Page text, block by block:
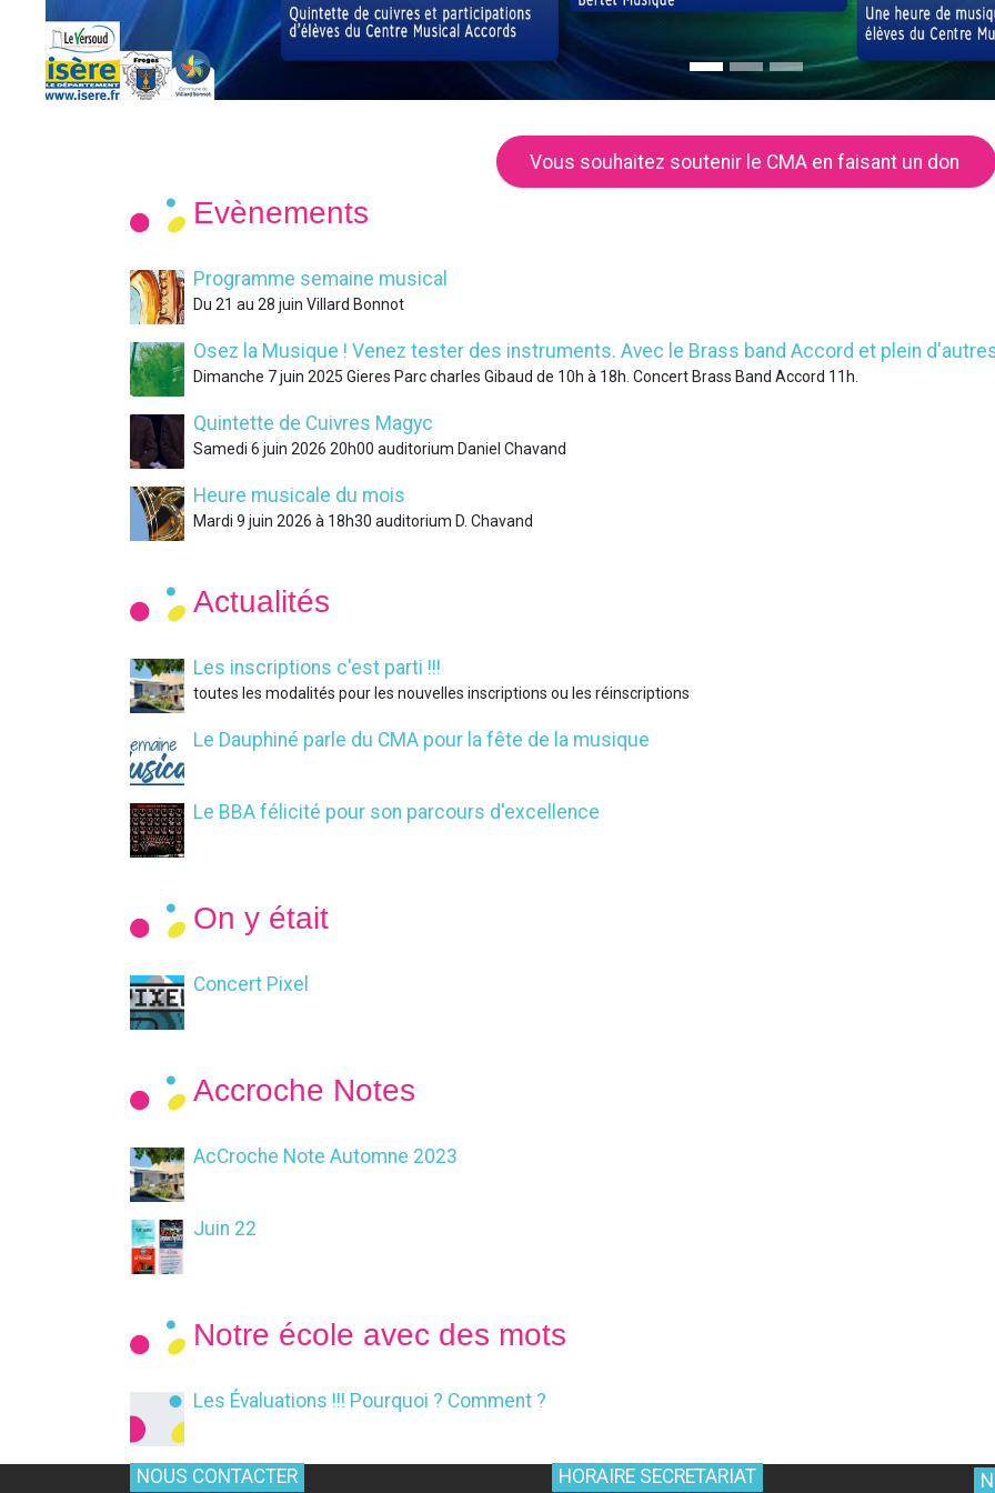
Vous souhaitez soutenir le CMA en faisant un don
Evènements
Programme semaine musical
Du 21 au 28 juin Villard Bonnot
Osez la Musique ! Venez tester des instruments. Avec le Brass band Accord et plein
Dimanche 7 juin 2025 Gieres Parc charles Gibaud de 10h à 18h. Concert Brass Band Accord 11h.
Quintette de Cuivres Magyc
Samedi 6 juin 2026 20h00 auditorium Daniel Chavand
Heure musicale du mois
Mardi 9 juin 2026 à 18h30 auditorium D. Chavand
Actualités
Les inscriptions c'est parti !!!
toutes les modalités pour les nouvelles inscriptions ou les réinscriptions
Le Dauphiné parle du CMA pour la fête de la musique
Le BBA félicité pour son parcours d'excellence
On y était
Concert Pixel
Accroche Notes
AcCroche Note Automne 2023
Juin 22
Notre école avec des mots
Les Évaluations !!! Pourquoi ? Comment ?
NOUS CONTACTER HORAIRE SECRETARIAT